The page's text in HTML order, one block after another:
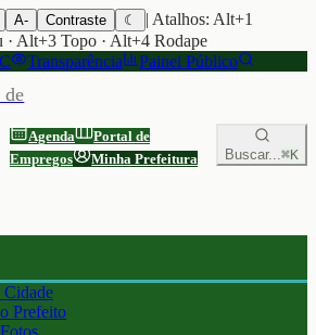
A- Contraste ☾
| Atalhos: Alt+1
Alt+3 Topo · Alt+4 Rodape
Transparência Painel Público
de
Agenda
Portal de
Empregos
Minha Prefeitura Buscar...⌘K
Cidade
Prefeito